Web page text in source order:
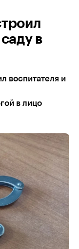
в
воспитателя и
в лицо